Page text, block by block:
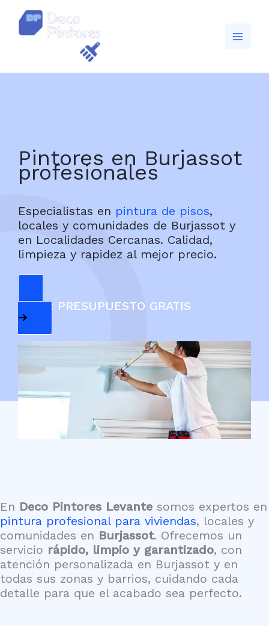
contenido
Pintores en Burjassot
profesionales
Especialistas en pintura de pisos,
locales y comunidades de Burjassot y
en Localidades Cercanas. Calidad,
limpieza y rapidez al mejor precio.
PEDIR PRESUPUESTO GRATIS
En Deco Pintores Levante somos expertos en
pintura profesional para viviendas, locales y
comunidades en Burjassot. Ofrecemos un
servicio rápido, limpio y garantizado, con
atención personalizada en Burjassot y en
todas sus zonas y barrios, cuidando cada
detalle para que el acabado sea perfecto.